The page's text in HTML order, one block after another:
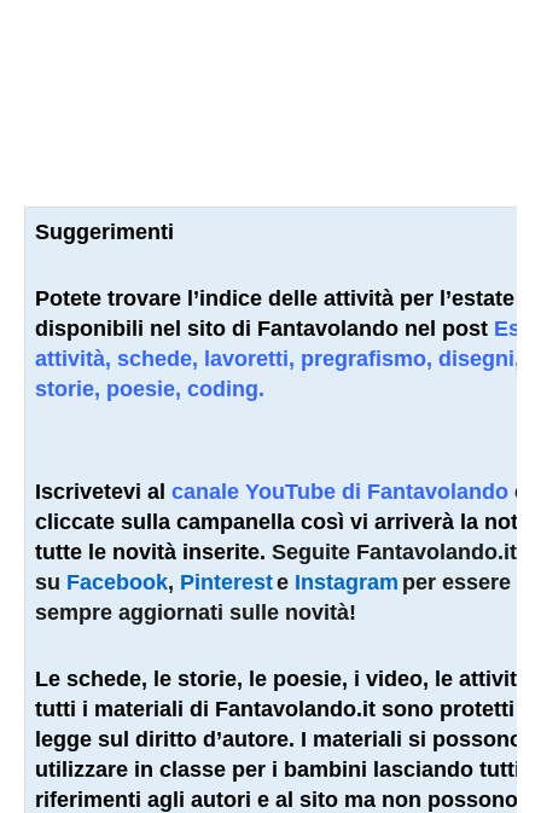
Suggerimenti
Potete trovare l’indice delle attività per l’estate
disponibili nel sito di Fantavolando nel post
attività, schede, lavoretti, pregrafismo, disegni,
storie, poesie, coding.
Iscrivetevi al canale YouTube di Fantavolando e
cliccate sulla campanella così vi arriverà la
tutte le novità inserite. Seguite Fantavolando.it
su Facebook, Pintereste Instagram per essere
sempre aggiornati sulle novità!
Le schede, le storie, le poesie, i video, le attività
tutti i materiali di Fantavolando.it sono protetti
legge sul diritto d’autore. I materiali si possono
utilizzare in classe per i bambini lasciando tutti i
riferimenti agli autori e al sito ma non possono